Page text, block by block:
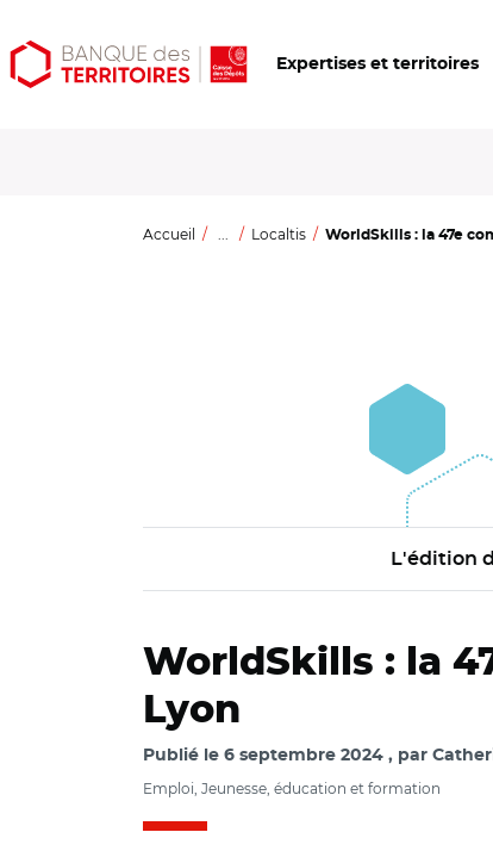
Aller
au
Aller
au
Ouvrir
les
Expertises et territoires
Accueil ... Localtis WorldSkills : la 47e
L'édition
WorldSkills : la
Lyon
Publié le 6 septembre 2024 par
Emploi, Jeunesse, éducation et formation